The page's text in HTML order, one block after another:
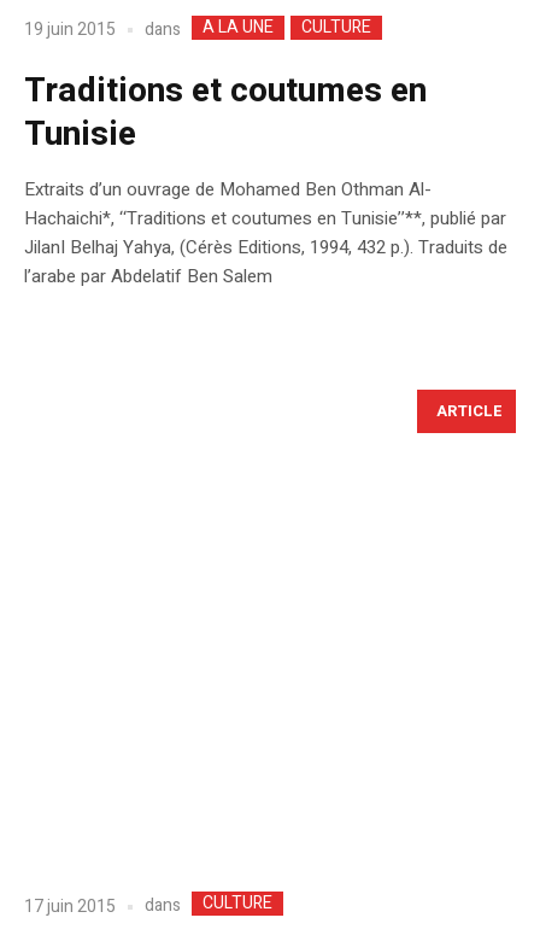
19 juin 2015 dans A LA UNE CULTURE
Traditions et coutumes en
Tunisie
Extraits d’un ouvrage de Mohamed Ben Othman Al-
Hachaichi*, ‘‘Traditions et coutumes en Tunisie’’**, publié par
JilanI Belhaj Yahya, (Cérès Editions, 1994, 432 p.). Traduits de
l’arabe par Abdelatif Ben Salem
ARTICLE
17 juin 2015 dans CULTURE